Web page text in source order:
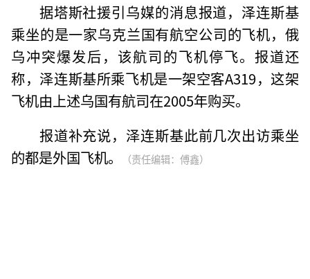
据塔斯社援引乌媒的消息报道，泽连斯基
乘坐的是一家乌克兰国有航空公司的飞机，俄
乌冲突爆发后，该航司的飞机停飞。报道还
称，泽连斯基所乘飞机是一架空客A319，这架
飞机由上述乌国有航司在2005年购买。
报道补充说，泽连斯基此前几次出访乘坐
的都是外国飞机。
（责任编辑：傅鑫）